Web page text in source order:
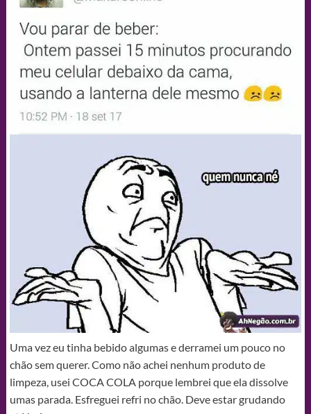
Uma vez eu tinha bebido algumas e derramei um pouco no
chão sem querer. Como não achei nenhum produto de
limpeza, usei COCA COLA porque lembrei que ela dissolve
umas parada. Esfreguei refri no chão. Deve estar grudando